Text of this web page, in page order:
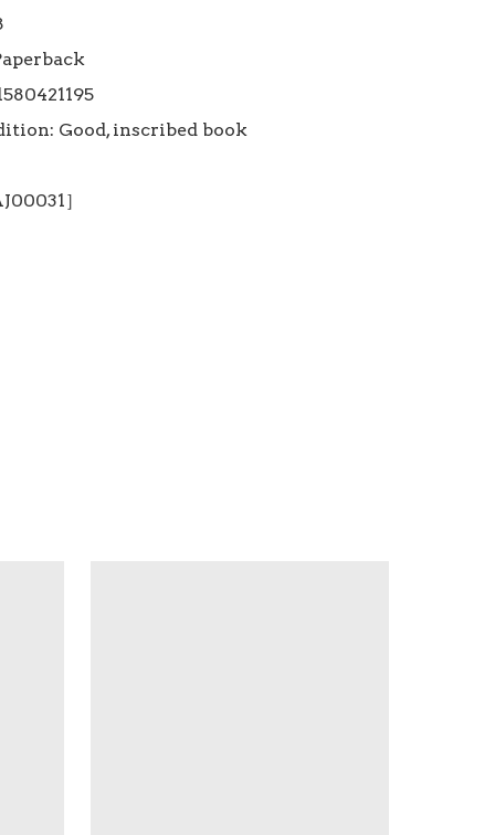
Good, inscribed book
］